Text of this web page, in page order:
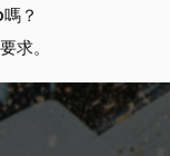
？
求。